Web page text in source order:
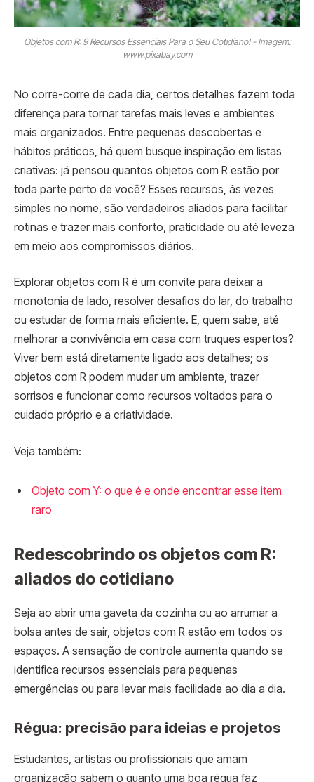
Objetos com R: 9 Recursos Essenciais Para o Seu Cotidiano! - Imagem:
www.pixabay.com
No corre-corre de cada dia, certos detalhes fazem toda
diferença para tornar tarefas mais leves e ambientes
mais organizados. Entre pequenas descobertas e
hábitos práticos, há quem busque inspiração em listas
criativas: já pensou quantos objetos com R estão por
toda parte perto de você? Esses recursos, às vezes
simples no nome, são verdadeiros aliados para facilitar
rotinas e trazer mais conforto, praticidade ou até leveza
em meio aos compromissos diários.
Explorar objetos com R é um convite para deixar a
monotonia de lado, resolver desafios do lar, do trabalho
ou estudar de forma mais eficiente. E, quem sabe, até
melhorar a convivência em casa com truques espertos?
Viver bem está diretamente ligado aos detalhes; os
objetos com R podem mudar um ambiente, trazer
sorrisos e funcionar como recursos voltados para o
cuidado próprio e a criatividade.
Veja também:
Objeto com Y: o que é e onde encontrar esse item
raro
Redescobrindo os objetos com R:
aliados do cotidiano
Seja ao abrir uma gaveta da cozinha ou ao arrumar a
bolsa antes de sair, objetos com R estão em todos os
espaços. A sensação de controle aumenta quando se
identifica recursos essenciais para pequenas
emergências ou para levar mais facilidade ao dia a dia.
Régua: precisão para ideias e projetos
Estudantes, artistas ou profissionais que amam
organização sabem o quanto uma boa régua faz